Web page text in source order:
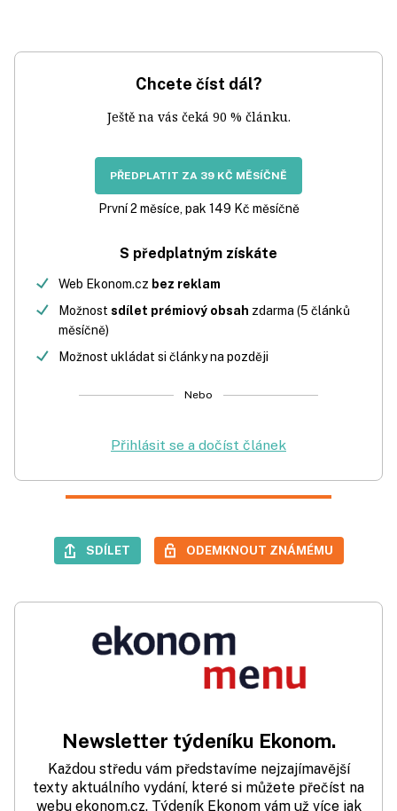
Chcete číst dál?
Ještě na vás čeká 90 % článku.
PŘEDPLATIT ZA 39 KČ MĚSÍČNĚ
První 2 měsíce, pak 149 Kč měsíčně
S předplatným získáte
Web Ekonom.cz bez reklam
Možnost sdílet prémiový obsah zdarma (5 článků
měsíčně)
Možnost ukládat si články na později
Nebo
Přihlásit se a dočíst článek
SDÍLET ODEMKNOUT ZNÁMÉMU
Newsletter týdeníku Ekonom.
Každou středu vám představíme nejzajímavější
texty aktuálního vydání, které si můžete přečíst na
webu ekonom.cz. Týdeník Ekonom vám už více jak